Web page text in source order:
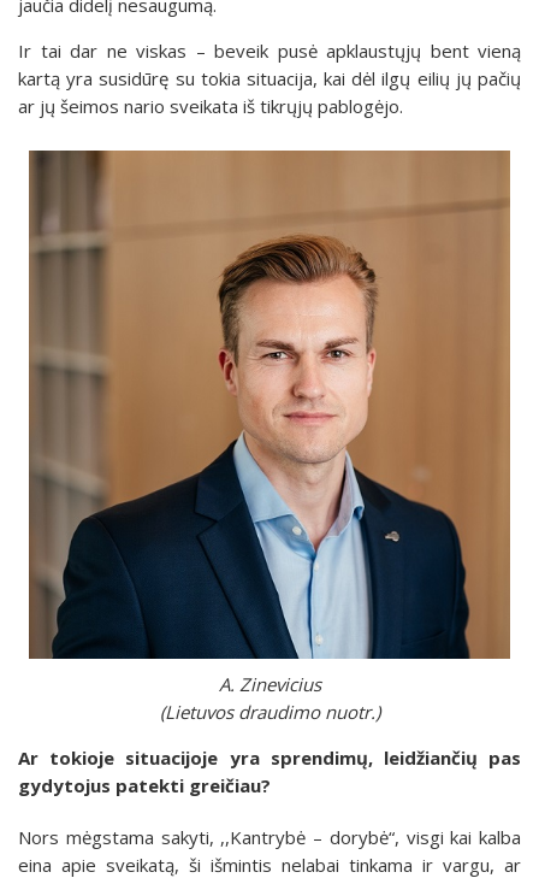
Ir tai dar ne viskas – beveik pusė apklaustųjų bent vieną
kartą yra susidūrę su tokia situacija, kai dėl ilgų eilių jų pačių
ar jų šeimos nario sveikata iš tikrųjų pablogėjo.
A. Zinevicius
(Lietuvos draudimo nuotr.)
Ar tokioje situacijoje yra sprendimų, leidžiančių pas
gydytojus patekti greičiau?
Nors mėgstama sakyti, ,,Kantrybė – dorybė“, visgi kai kalba
eina apie sveikatą, ši išmintis nelabai tinkama ir vargu, ar